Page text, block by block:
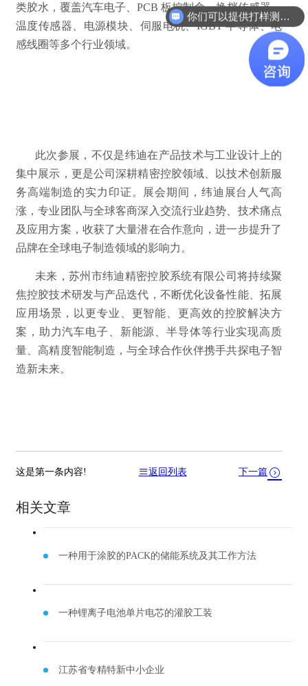
类胶水，覆盖汽车电子、PCB 板控制盒、换档传感器、
温度传感器、电源模块、伺服电机、IGBT 半导体、电
感线圈等多个行业领域。
此次参展，不仅是纬迪在产品技术与工业设计上的
集中展示，更是公司深耕精密控胶领域、以技术创新服
务高端制造的实力印证。展会期间，纬迪展台人气高
涨，专业团队与全球客商深入交流行业趋势、技术痛点
及应用方案，收获了大量潜在合作意向，进一步提升了
品牌在全球电子制造领域的影响力。
未来，苏州市纬迪精密控胶系统有限公司将持续聚
焦控胶技术研发与产品迭代，不断优化设备性能、拓展
应用场景，以更专业、更智能、更高效的控胶解决方
案，助力汽车电子、新能源、半导体等行业实现高质
量、高精度智能制造，与全球合作伙伴携手共探电子智
造新未来。
这是第一条内容! 返回列表 下一篇
相关文章
一种用于涂胶的PACK的储能系统及其工作方法
一种锂离子电池单片电芯的灌胶工装
江苏省专精特新中小企业
你们可以提供打样测试吗？